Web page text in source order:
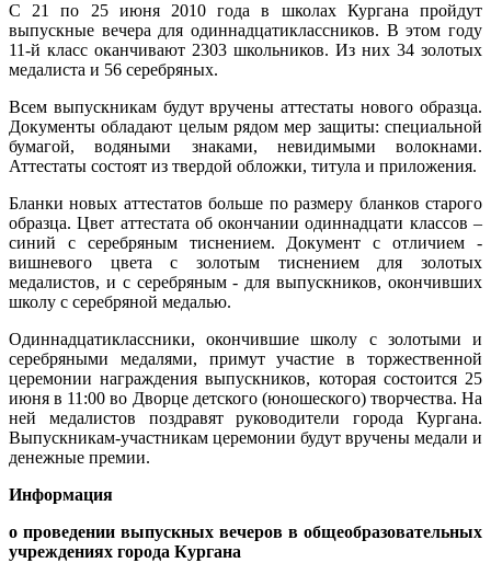
С 21 по 25 июня 2010 года в школах Кургана пройдут
выпускные вечера для одиннадцатиклассников. В этом году
11-й класс оканчивают 2303 школьников. Из них 34 золотых
медалиста и 56 серебряных.
Всем выпускникам будут вручены аттестаты нового образца.
Документы обладают целым рядом мер защиты: специальной
бумагой, водяными знаками, невидимыми волокнами.
Аттестаты состоят из твердой обложки, титула и приложения.
Бланки новых аттестатов больше по размеру бланков старого
образца. Цвет аттестата об окончании одиннадцати классов –
синий с серебряным тиснением. Документ с отличием -
вишневого цвета с золотым тиснением для золотых
медалистов, и с серебряным - для выпускников, окончивших
школу с серебряной медалью.
Одиннадцатиклассники, окончившие школу с золотыми и
серебряными медалями, примут участие в торжественной
церемонии награждения выпускников, которая состоится 25
июня в 11:00 во Дворце детского (юношеского) творчества. На
ней медалистов поздравят руководители города Кургана.
Выпускникам-участникам церемонии будут вручены медали и
денежные премии.
Информация
о проведении выпускных вечеров в общеобразовательных
учреждениях города Кургана